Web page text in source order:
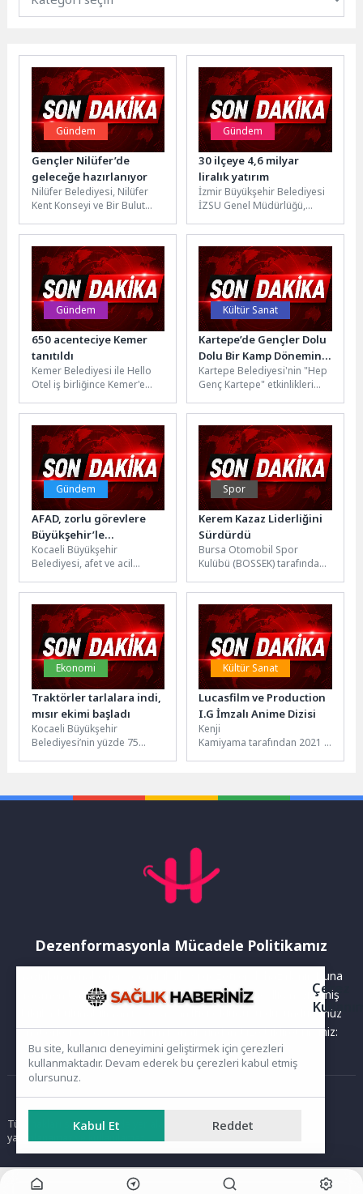
Gündem
Gençler Nilüfer’de
geleceğe hazırlanıyor
Nilüfer Belediyesi, Nilüfer
Kent Konseyi ve Bir Bulut
yürütülen ve gençlerin...
Gündem
30 ilçeye 4,6 milyar
liralık yatırım
İzmir Büyükşehir Belediyesi
İZSU Genel Müdürlüğü,
ilçede toplam 4,6 milyar
liralık yatırımla...
Gündem
650 acenteciye Kemer
tanıtıldı
Kemer Belediyesi ile Hello
Otel iş birliğince Kemer'e
forum programında
otellerle...
Kültür Sanat
Kartepe’de Gençler Dolu
Dolu Bir Kamp Dönemini
Geride Bıraktı
Kartepe Belediyesi'nin "Hep
Genç Kartepe" etkinlikleri
Gençlik ve Gelişim Kampı'nın
ikinci haftası başarıyla...
Gündem
AFAD, zorlu görevlere
Büyükşehir’le
hazırlanıyor
Kocaeli Büyükşehir
Belediyesi, afet ve acil
kritik rol üstlenen AFAD
ekiplerinin sahadaki
gücünü...
Spor
Kerem Kazaz Liderliğini
Sürdürdü
Bursa Otomobil Spor
Kulübü (BOSSEK) tarafından
Maxima 2026 Türkiye Ralli
Şampiyonası üçüncü...
Ekonomi
Traktörler tarlalara indi,
mısır ekimi başladı
Kocaeli Büyükşehir
Belediyesi’nin yüzde 75
yonca...
Kültür Sanat
Lucasfilm ve Production
I.G İmzalı Anime Dizisi
Kenji
Kamiyama tarafından 2021 yılında
derinlemesine genişleten
Dezenformasyonla Mücadele Politikamız
Yayınlanan haberler doğruluk ilkesi gözetilerek hazırlanır. Buna
rağmen bazı içeriklerde eksik, hatalı veya güncelliğini yitirmiş
bilgiler bulunabilir.Yanlış veya yanıltıcı olduğunu düşündüğünüz
haberleri aşağıdaki iletişim kanallarından bize bildirebilirsiniz:
Ana Sayfa
Tüm hakları saklıdır. Sitede yer alan içerikler izinsiz kopyalanamaz,
yayımlanamaz ve kullanılamaz.
Çerez
Bu site, kullanıcı deneyimini geliştirmek için çerezleri
kullanmaktadır. Devam ederek bu çerezleri kabul etmiş
olursunuz.
Kabul Et Reddet